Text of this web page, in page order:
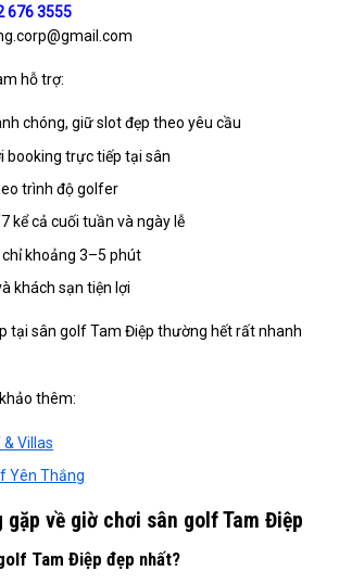
676 3555
hỗ trợ:
chóng, giữ slot đẹp theo yêu cầu
booking trực tiếp tại sân
trình độ golfer
kể cả cuối tuần và ngày lễ
khoảng 3–5 phút
khách sạn tiện lợi
tại sân golf Tam Điệp thường hết rất nhanh
thêm:
& Villas
Yên Thắng
gặp về giờ chơi sân golf Tam Điệp
Tam Điệp đẹp nhất?